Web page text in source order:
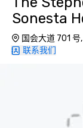
Sonesta
国会大道 701
联系我们